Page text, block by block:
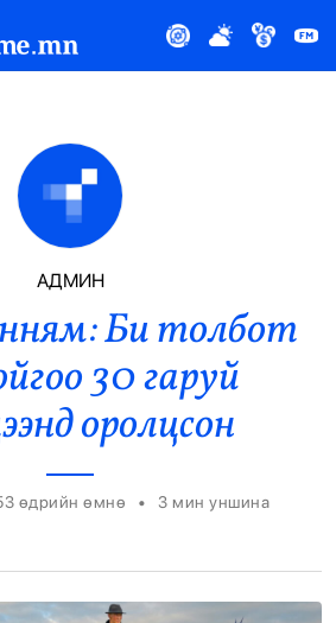
Булан
АДМИН
Би толбот
30 гаруй
оролцсон
өдрийн өмнө • 3 мин уншина